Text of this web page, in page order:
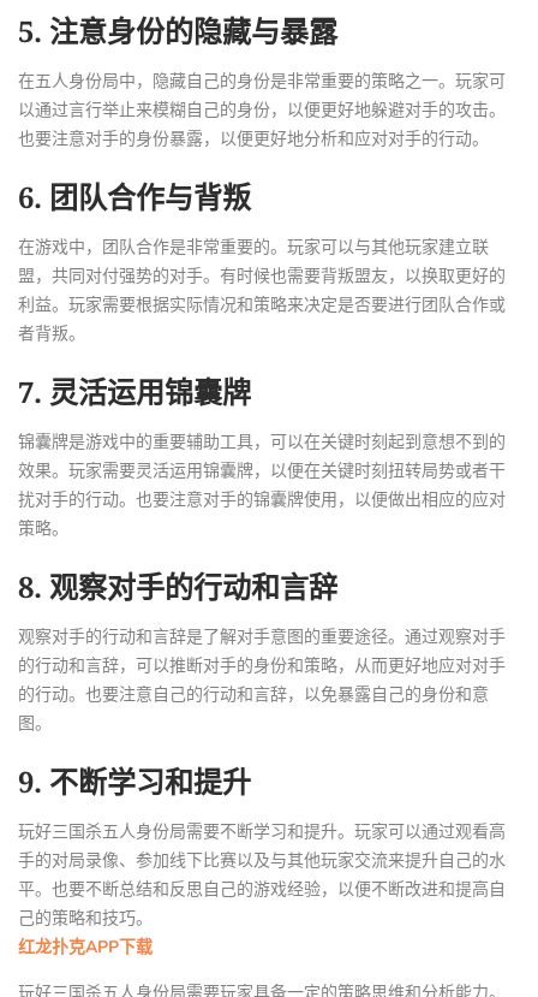
5. 注意身份的隐藏与暴露
在五人身份局中，隐藏自己的身份是非常重要的策略之一。玩家可
以通过言行举止来模糊自己的身份，以便更好地躲避对手的攻击。
也要注意对手的身份暴露，以便更好地分析和应对对手的行动。
6. 团队合作与背叛
在游戏中，团队合作是非常重要的。玩家可以与其他玩家建立联
盟，共同对付强势的对手。有时候也需要背叛盟友，以换取更好的
利益。玩家需要根据实际情况和策略来决定是否要进行团队合作或
者背叛。
7. 灵活运用锦囊牌
锦囊牌是游戏中的重要辅助工具，可以在关键时刻起到意想不到的
效果。玩家需要灵活运用锦囊牌，以便在关键时刻扭转局势或者干
扰对手的行动。也要注意对手的锦囊牌使用，以便做出相应的应对
策略。
8. 观察对手的行动和言辞
观察对手的行动和言辞是了解对手意图的重要途径。通过观察对手
的行动和言辞，可以推断对手的身份和策略，从而更好地应对对手
的行动。也要注意自己的行动和言辞，以免暴露自己的身份和意
图。
9. 不断学习和提升
玩好三国杀五人身份局需要不断学习和提升。玩家可以通过观看高
手的对局录像、参加线下比赛以及与其他玩家交流来提升自己的水
平。也要不断总结和反思自己的游戏经验，以便不断改进和提高自
己的策略和技巧。
红龙扑克APP下载
玩好三国杀五人身份局需要玩家具备一定的策略思维和分析能力。